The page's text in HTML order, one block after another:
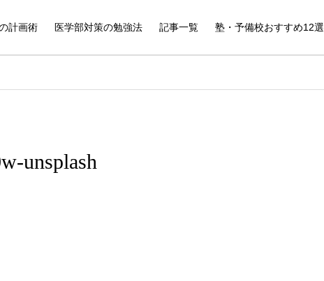
計画術 医学部対策の勉強法 記事一覧 塾・予備校おすすめ12選
unsplash